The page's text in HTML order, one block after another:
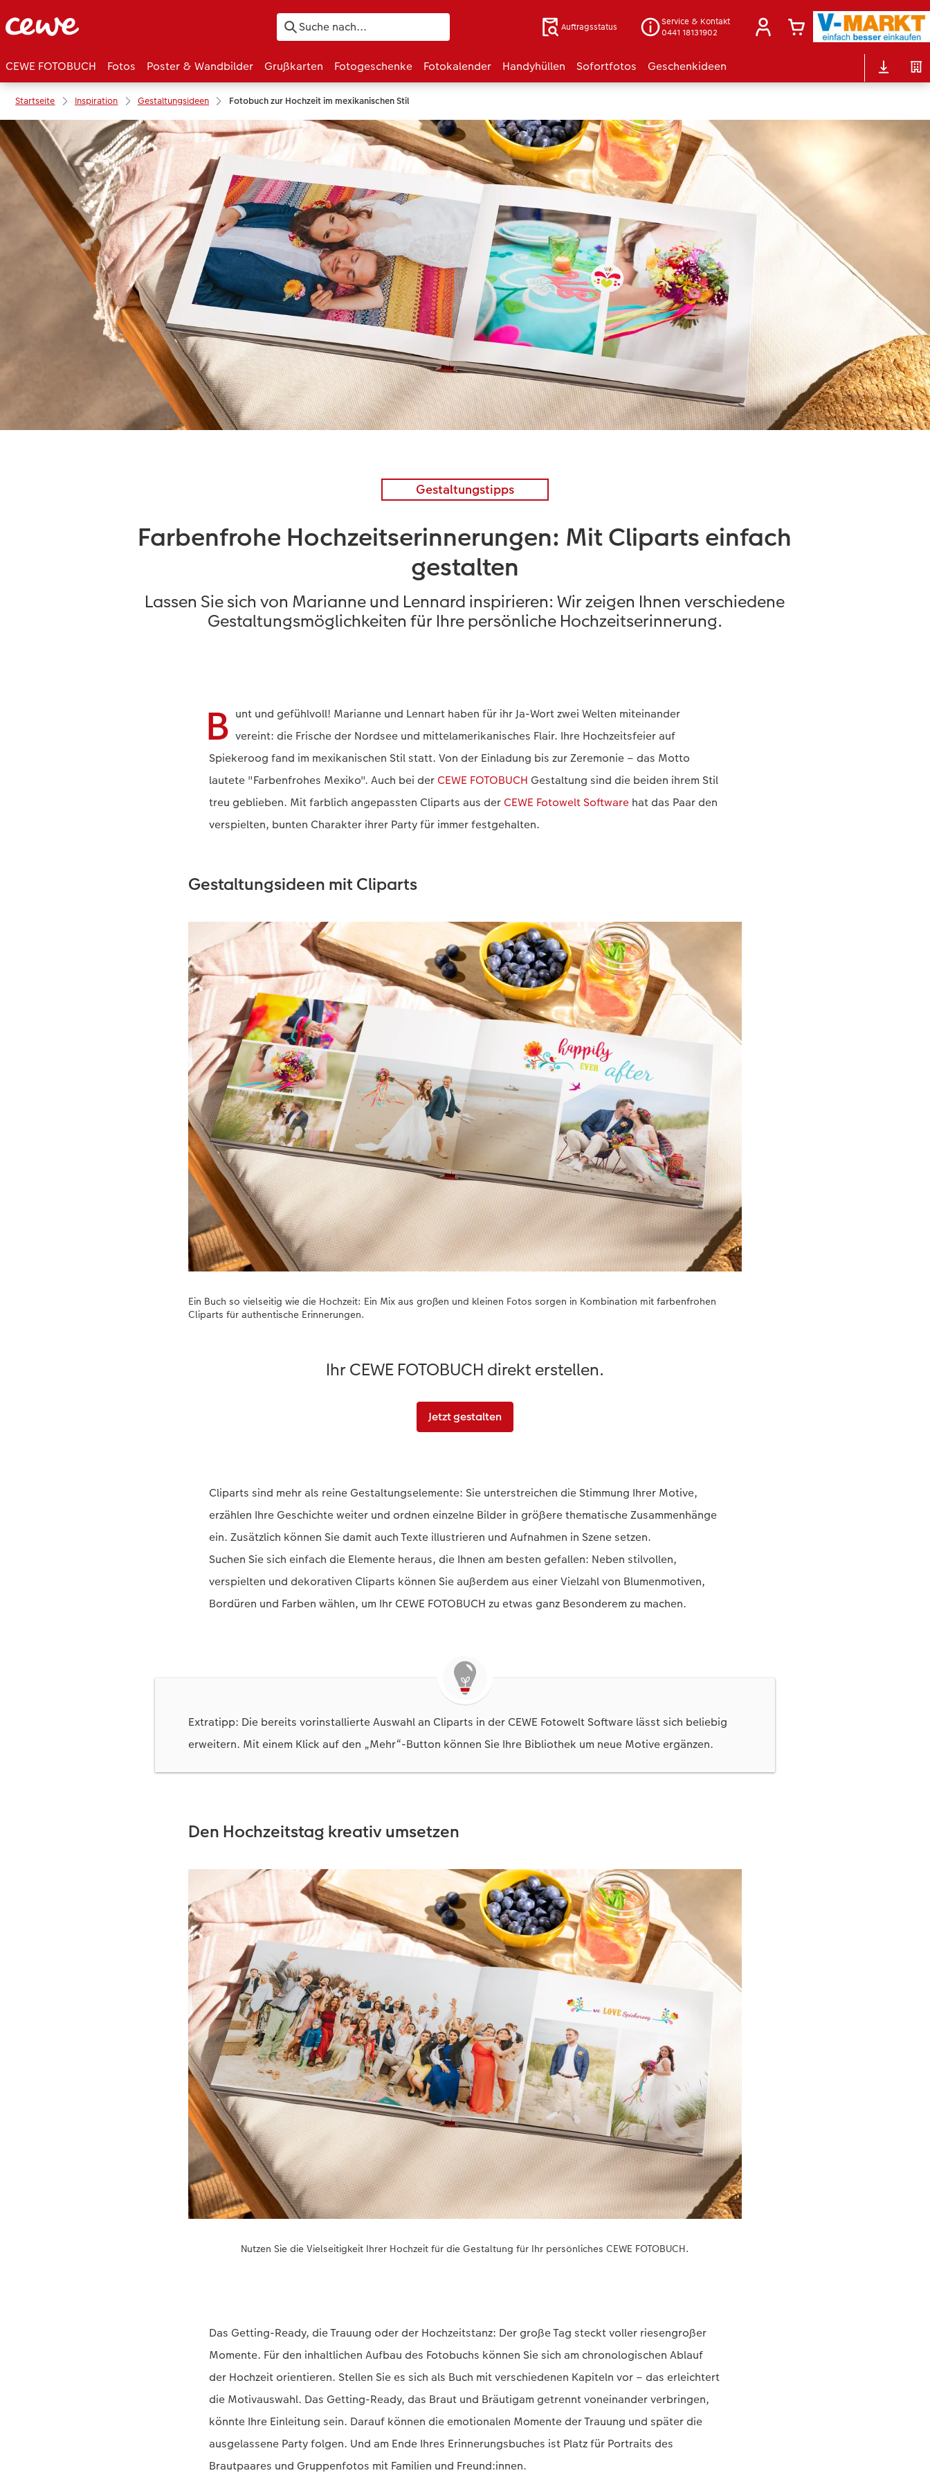
Auftragsstatus
Service & Kontakt
0441 18131902
CEWE FOTOBUCH Fotos Poster & Wandbilder Grußkarten Fotogeschenke Fotokalender Handyhüllen Sofortfotos Geschenkideen
Startseite Inspiration Gestaltungsideen Fotobuch zur Hochzeit im mexikanischen Stil
Gestaltungstipps
Farbenfrohe Hochzeitserinnerungen: Mit Cliparts einfach
gestalten
Lassen Sie sich von Marianne und Lennard inspirieren: Wir zeigen Ihnen verschiedene
Gestaltungsmöglichkeiten für Ihre persönliche Hochzeitserinnerung.
B unt und gefühlvoll! Marianne und Lennart haben für ihr Ja-Wort zwei Welten miteinander
vereint: die Frische der Nordsee und mittelamerikanisches Flair. Ihre Hochzeitsfeier auf
Spiekeroog fand im mexikanischen Stil statt. Von der Einladung bis zur Zeremonie – das Motto
lautete "Farbenfrohes Mexiko". Auch bei der CEWE FOTOBUCH Gestaltung sind die beiden ihrem Stil
treu geblieben. Mit farblich angepassten Cliparts aus der CEWE Fotowelt Software hat das Paar den
verspielten, bunten Charakter ihrer Party für immer festgehalten.
Gestaltungsideen mit Cliparts
Ein Buch so vielseitig wie die Hochzeit: Ein Mix aus großen und kleinen Fotos sorgen in Kombination mit farbenfrohen
Cliparts für authentische Erinnerungen.
Ihr CEWE FOTOBUCH direkt erstellen.
Jetzt gestalten
Cliparts sind mehr als reine Gestaltungselemente: Sie unterstreichen die Stimmung Ihrer Motive,
erzählen Ihre Geschichte weiter und ordnen einzelne Bilder in größere thematische Zusammenhänge
ein. Zusätzlich können Sie damit auch Texte illustrieren und Aufnahmen in Szene setzen.
Suchen Sie sich einfach die Elemente heraus, die Ihnen am besten gefallen: Neben stilvollen,
verspielten und dekorativen Cliparts können Sie außerdem aus einer Vielzahl von Blumenmotiven,
Bordüren und Farben wählen, um Ihr CEWE FOTOBUCH zu etwas ganz Besonderem zu machen.
Extratipp: Die bereits vorinstallierte Auswahl an Cliparts in der CEWE Fotowelt Software lässt sich beliebig
erweitern. Mit einem Klick auf den „Mehr“-Button können Sie Ihre Bibliothek um neue Motive ergänzen.
Den Hochzeitstag kreativ umsetzen
Nutzen Sie die Vielseitigkeit Ihrer Hochzeit für die Gestaltung für Ihr persönliches CEWE FOTOBUCH.
Das Getting-Ready, die Trauung oder der Hochzeitstanz: Der große Tag steckt voller riesengroßer
Momente. Für den inhaltlichen Aufbau des Fotobuchs können Sie sich am chronologischen Ablauf
der Hochzeit orientieren. Stellen Sie es sich als Buch mit verschiedenen Kapiteln vor – das erleichtert
die Motivauswahl. Das Getting-Ready, das Braut und Bräutigam getrennt voneinander verbringen,
könnte Ihre Einleitung sein. Darauf können die emotionalen Momente der Trauung und später die
ausgelassene Party folgen. Und am Ende Ihres Erinnerungsbuches ist Platz für Portraits des
Brautpaares und Gruppenfotos mit Familien und Freund:innen.